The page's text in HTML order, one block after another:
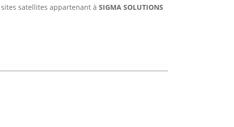
satellites appartenant à SIGMA SOLUTIONS